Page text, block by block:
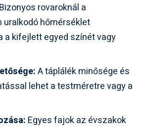
Bizonyos rovaroknál a
uralkodó hőmérséklet
a kifejlett egyed színét vagy
A táplálék minősége és
lehet a testméretre vagy a
Egyes fajok az évszakok